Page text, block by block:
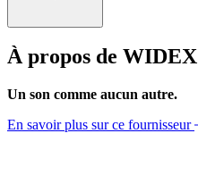
Fiche Technique
À propos de WIDEX
Un son comme aucun autre.
En savoir plus sur ce fournisseur